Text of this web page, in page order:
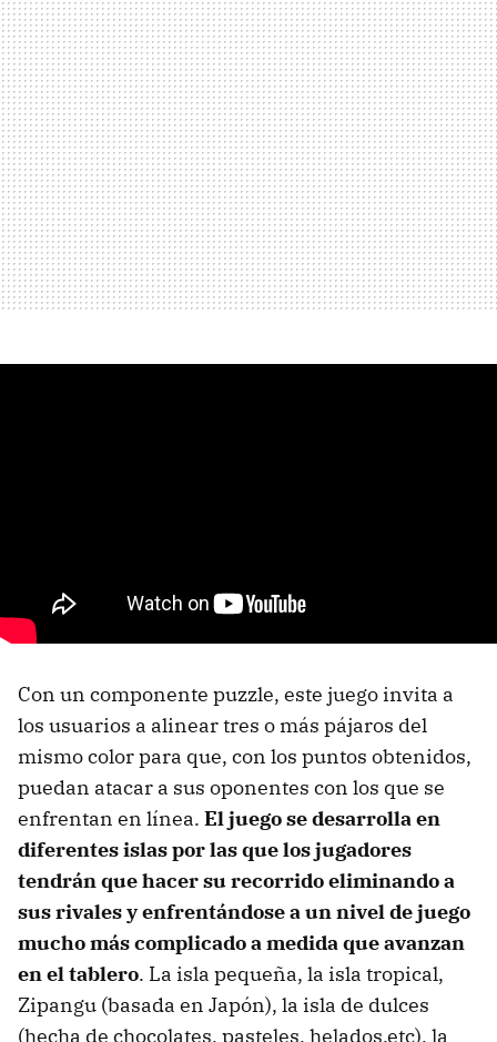
Con un componente puzzle, este juego invita a
los usuarios a alinear tres o más pájaros del
mismo color para que, con los puntos obtenidos,
puedan atacar a sus oponentes con los que se
enfrentan en línea. El juego se desarrolla en
diferentes islas por las que los jugadores
tendrán que hacer su recorrido eliminando a
sus rivales y enfrentándose a un nivel de juego
mucho más complicado a medida que avanzan
en el tablero. La isla pequeña, la isla tropical,
Zipangu (basada en Japón), la isla de dulces
(hecha de chocolates, pasteles, helados,etc), la